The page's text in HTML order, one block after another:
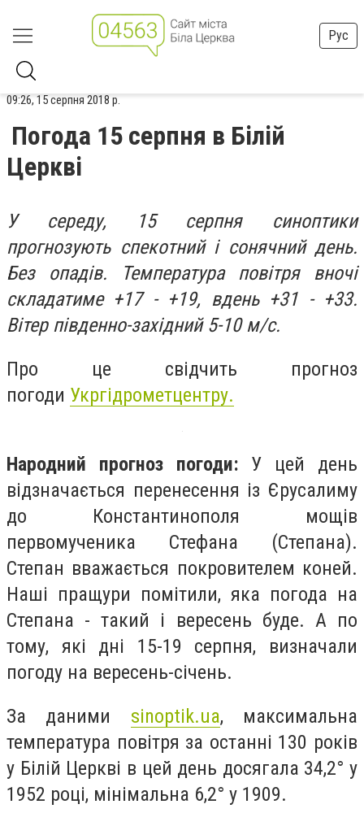
Рус
09:26, 15 серпня 2018 р.
Погода 15 серпня в Білій
Церкві
У середу, 15 серпня синоптики
прогнозують спекотний і сонячний день.
Без опадів. Температура повітря вночі
складатиме +17 - +19, вдень +31 - +33.
Вітер південно-західний 5-10 м/с.
Про це свідчить прогноз
погоди Укргідрометцентру.
Народний прогноз погоди: У цей день
відзначається перенесення із Єрусалиму
до Константинополя мощів
первомученика Стефана (Степана).
Степан вважається покровителем коней.
Наші пращури помітили, яка погода на
Степана - такий і вересень буде. А по
тому, які дні 15-19 серпня, визначали
погоду на вересень-січень.
За даними sinoptik.ua, максимальна
температура повітря за останні 130 років
у Білій Церкві в цей день досягала 34,2° у
1952 році, мінімальна 6,2° у 1909.